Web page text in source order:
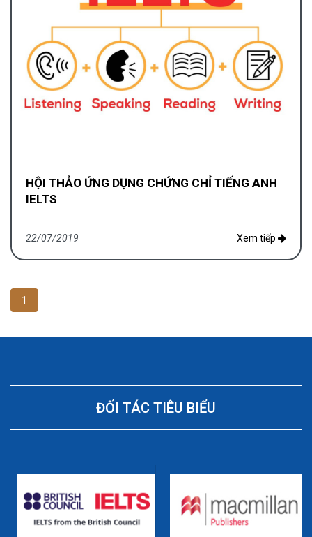
HỘI THẢO ỨNG DỤNG CHỨNG CHỈ TIẾNG ANH
IELTS
22/07/2019 Xem tiếp
1
ĐỐI TÁC TIÊU BIỂU